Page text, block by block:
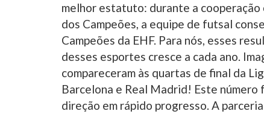
melhor estatuto: durante a cooperação
dos Campeões, a equipe de futsal
Campeões da EHF. Para nós, esses
desses esportes cresce a cada ano.
compareceram às quartas de final da
Barcelona e Real Madrid! Este
direção em rápido progresso. A